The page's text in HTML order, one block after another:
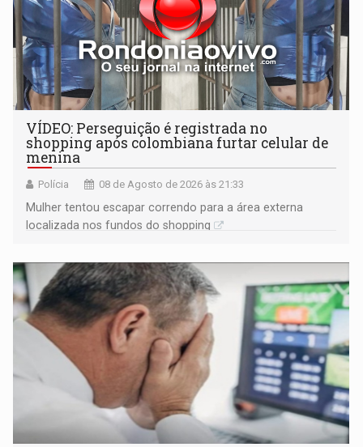
VÍDEO: Perseguição é registrada no
shopping após colombiana furtar celular de
menina
Polícia 08 de Agosto de 2026 às 21:33
Mulher tentou escapar correndo para a área externa
localizada nos fundos do shopping